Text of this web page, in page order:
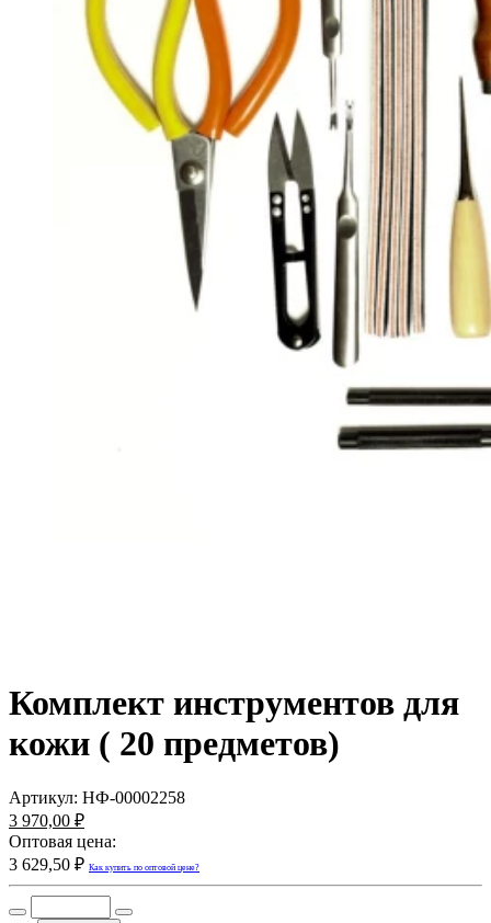
Комплект инструментов для
кожи ( 20 предметов)
Артикул: НФ-00002258
3 970,00 ₽
Оптовая цена:
3 629,50 ₽ Как купить по оптовой цене?